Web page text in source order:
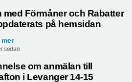
med Förmåner och Rabatter
på hemsidan
mer
sedan
om anmälan till
i Levanger 14-15